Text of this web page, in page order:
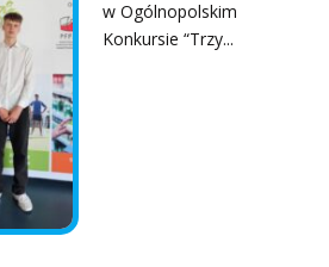
w Ogólnopolskim
Konkursie “Trzy...